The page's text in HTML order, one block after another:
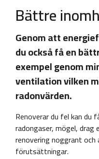
Bättre
Genom att
du också få en
exempel genom
ventilation vilken
radonvärden.
Renoverar du fel kan du
radongaser, mögel, drag
renovering noggrant
förutsättningar.